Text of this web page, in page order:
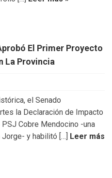
El Primer Proyecto
La Provincia
el Senado
la Declaración de Impacto
Cobre Mendocino -una
y habilitó […]
Leer más